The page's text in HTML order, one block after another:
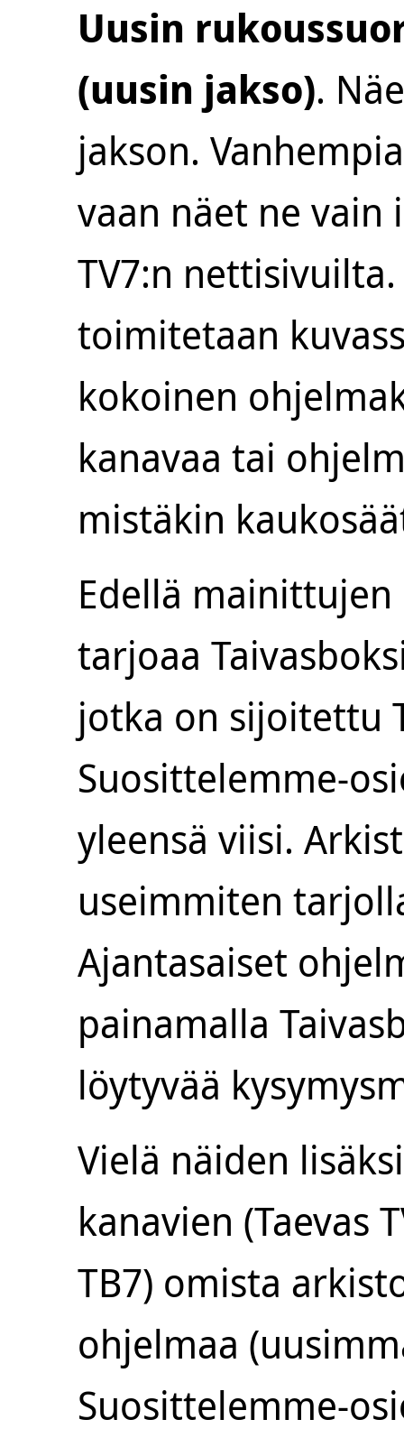
Uusin
(uusin jakso).
jakson.
vaan näet ne vain
TV7:n
toimitetaan
kokoinen
kanavaa tai
mistäkin
Edellä
tarjoaa
jotka on sijoitettu
Suosittelemme-
yleensä viisi.
useimmiten
Ajantasaiset
painamalla
löytyvää
Vielä näiden
kanavien (Taevas
ТВ7) omista
ohjelmaa
Suosittelemme-